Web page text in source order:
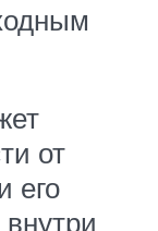
от
его